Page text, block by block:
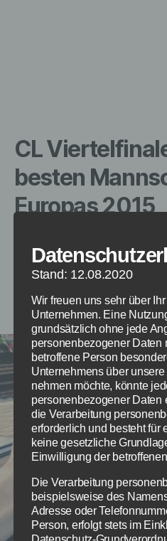
CL
besten
Europas 2015
Die besten 8
treffen nun im April
finden die Hinspiele am
Rückspiele am 21./22.
Stand: 12.08.2020
Wir freuen uns sehr über
Unternehmen. Eine
grundsätzlich ohne jede
personenbezogener Daten
betroffene Person
Unternehmens über
nehmen möchte, könnte
personenbezogener Daten
die Verarbeitung
erforderlich und besteht für
keine gesetzliche
Einwilligung der
Die Verarbeitung
beispielsweise des
Adresse oder
Person, erfolgt stets im